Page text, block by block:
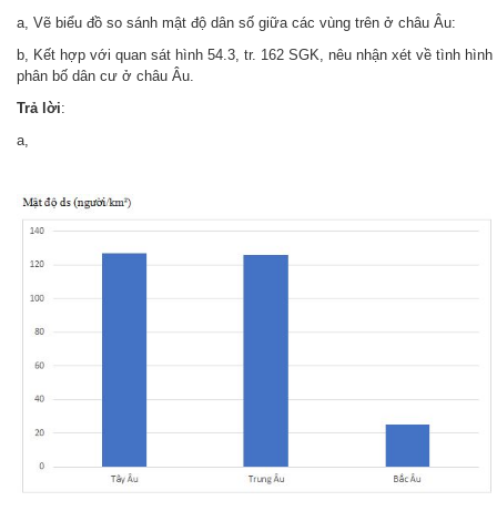
a, Vẽ biểu đồ so sánh mật độ dân số giữa các vùng trên ở châu Âu:
b, Kết hợp với quan sát hình 54.3, tr. 162 SGK, nêu nhận xét về tình hình
phân bố dân cư ở châu Âu.
Trả lời:
a,